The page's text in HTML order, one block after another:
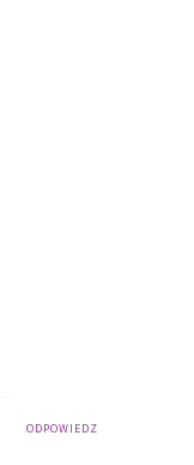
ODPOWIEDZ